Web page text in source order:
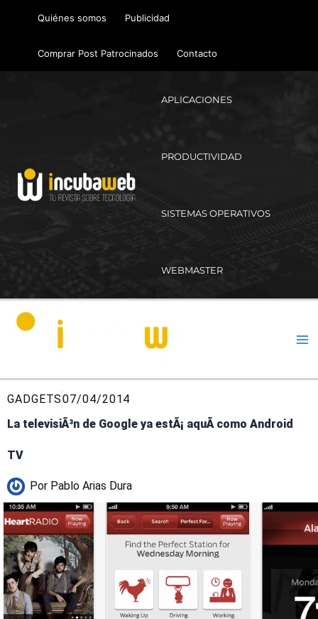
Quiénes somos Publicidad
Comprar Post Patrocinados Contacto
APLICACIONES
PRODUCTIVIDAD
SISTEMAS OPERATIVOS
WEBMASTER
GADGETS07/04/2014
La televisiÃ³n de Google ya estÃ¡ aquÃ­ como Android
TV
Por Pablo Arias Dura